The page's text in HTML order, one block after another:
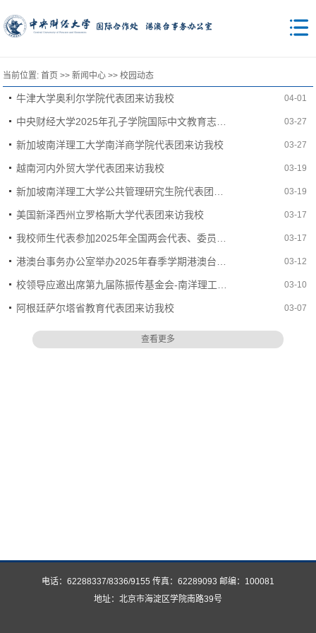
当前位置:首页 >>新闻中心 >>校园动态
牛津大学奥利尔学院代表团来访我校 04-01
03-27
新加坡南洋理工大学南洋商学院代表团来访我校 03-27
越南河内外贸大学代表团来访我校 03-19
03-19
美国新泽西州立罗格斯大学代表团来访我校 03-17
03-17
03-12
03-10
阿根廷萨尔塔省教育代表团来访我校 03-07
查看更多
电话：62288337/8336/9155 传真：62289093 邮编：100081
地址：北京市海淀区学院南路39号